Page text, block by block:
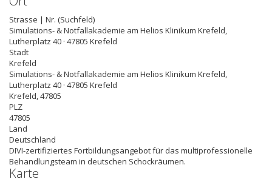
Strasse | Nr. (Suchfeld)
Simulations- & Notfallakademie am Helios Klinikum Krefeld,
Lutherplatz 40 · 47805 Krefeld
Stadt
Krefeld
Simulations- & Notfallakademie am Helios Klinikum Krefeld,
Lutherplatz 40 · 47805 Krefeld
Krefeld,47805
PLZ
47805
Land
Deutschland
DIVI-zertifiziertes Fortbildungsangebot für das multiprofessionelle
Behandlungsteam in deutschen Schockräumen.
Karte